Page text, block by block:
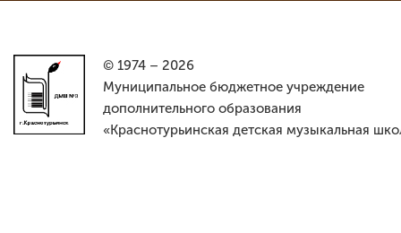
© 1974 – 2026
Муниципальное бюджетное учреждение
дополнительного образования
«Краснотурьинская детская музыкальная